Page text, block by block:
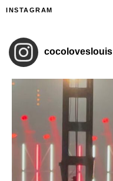
INSTAGRAM
cocoloveslouis